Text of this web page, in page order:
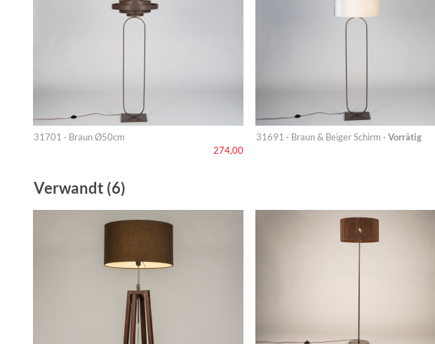
31701 · Braun Ø50cm
274,00
31691 · Braun & Beiger Schirm · Vorrätig
Verwandt (6)